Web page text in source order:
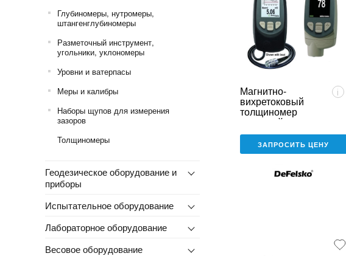
Глубиномеры, нутромеры,
штангенглубиномеры
Разметочный инструмент,
угольники, уклономеры
Уровни и ватерпасы
Меры и калибры
Наборы щупов для измерения
зазоров
Толщиномеры
Геодезическое оборудование и
приборы
Испытательное оборудование
Лабораторное оборудование
Весовое оборудование
Магнитно-
вихретоковый
толщиномер
покрытий
PosiTector 6000
i
ЗАПРОСИТЬ ЦЕНУ